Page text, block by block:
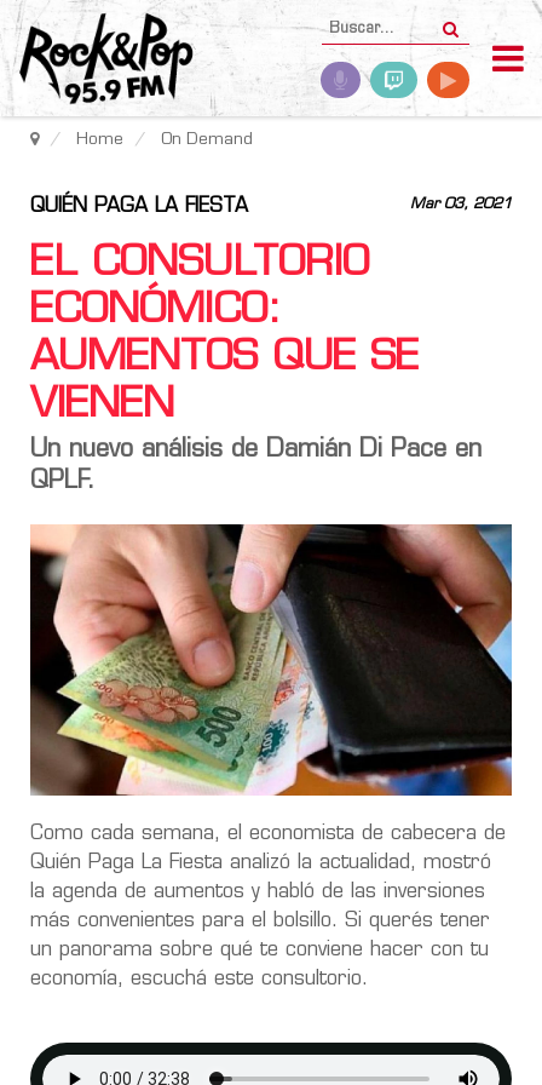
Home On Demand
Mar 03, 2021
QUIÉN PAGA LA FIESTA
EL CONSULTORIO
ECONÓMICO:
AUMENTOS QUE SE
VIENEN
Un nuevo análisis de Damián Di Pace en
QPLF.
Como cada semana, el economista de cabecera de
Quién Paga La Fiesta analizó la actualidad, mostró
la agenda de aumentos y habló de las inversiones
más convenientes para el bolsillo. Si querés tener
un panorama sobre qué te conviene hacer con tu
economía, escuchá este consultorio.